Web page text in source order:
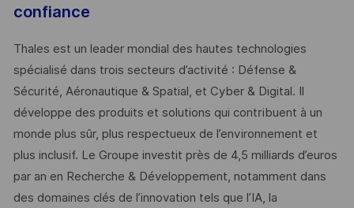
confiance
Thales est un leader mondial des hautes technologies
spécialisé dans trois secteurs d’activité : Défense &
Sécurité, Aéronautique & Spatial, et Cyber & Digital. Il
développe des produits et solutions qui contribuent à un
monde plus sûr, plus respectueux de l’environnement et
plus inclusif. Le Groupe investit près de 4,5 milliards d’euros
par an en Recherche & Développement, notamment dans
des domaines clés de l’innovation tels que l’IA, la